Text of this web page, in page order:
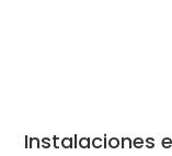
Instalaciones